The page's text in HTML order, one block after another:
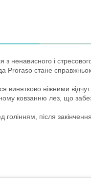
ненависного і
Proraso стане
винятково ніжними
ковзанню лез, що
після